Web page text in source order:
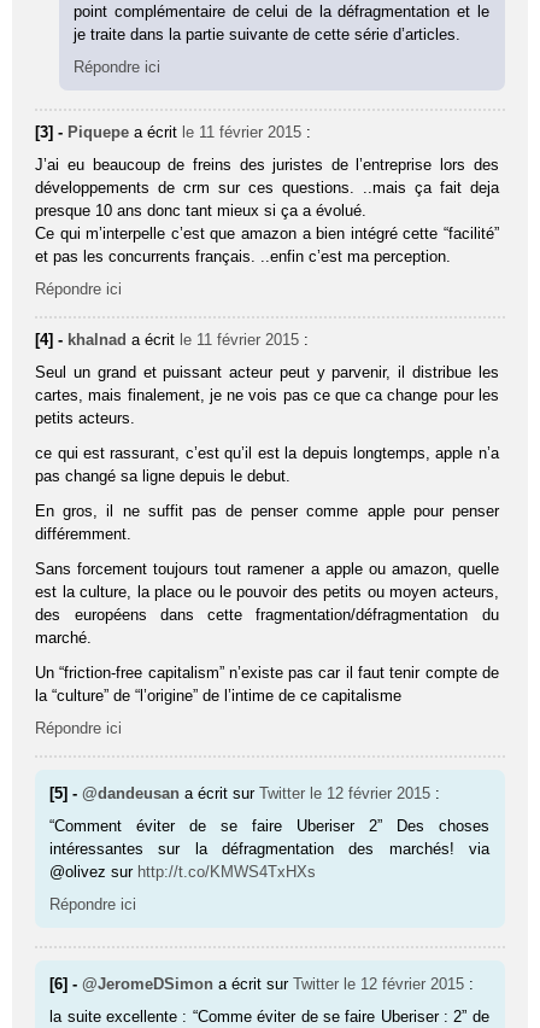
point complémentaire de celui de la défragmentation et le
je traite dans la partie suivante de cette série d’articles.
Répondre ici
[3] - Piquepe a écrit le 11 février 2015 :
J’ai eu beaucoup de freins des juristes de l’entreprise lors des
développements de crm sur ces questions. ..mais ça fait deja
presque 10 ans donc tant mieux si ça a évolué.
Ce qui m’interpelle c’est que amazon a bien intégré cette “facilité”
et pas les concurrents français. ..enfin c’est ma perception.
Répondre ici
[4] - khalnad a écrit le 11 février 2015 :
Seul un grand et puissant acteur peut y parvenir, il distribue les
cartes, mais finalement, je ne vois pas ce que ca change pour les
petits acteurs.
ce qui est rassurant, c’est qu’il est la depuis longtemps, apple n’a
pas changé sa ligne depuis le debut.
En gros, il ne suffit pas de penser comme apple pour penser
différemment.
Sans forcement toujours tout ramener a apple ou amazon, quelle
est la culture, la place ou le pouvoir des petits ou moyen acteurs,
des européens dans cette fragmentation/défragmentation du
marché.
Un “friction-free capitalism” n’existe pas car il faut tenir compte de
la “culture” de “l’origine” de l’intime de ce capitalisme
Répondre ici
[5] -@dandeusan a écrit surTwitter le 12 février 2015 :
“Comment éviter de se faire Uberiser 2” Des choses
intéressantes sur la défragmentation des marchés! via
@olivez sur http://t.co/KMWS4TxHXs
Répondre ici
[6] -@JeromeDSimon a écrit surTwitter le 12 février 2015 :
la suite excellente : “Comme éviter de se faire Uberiser : 2” de